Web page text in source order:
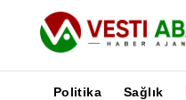
Politika Sağlık